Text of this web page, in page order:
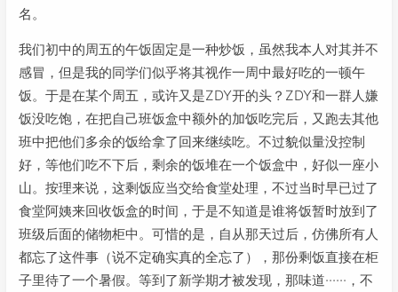
名。
我们初中的周五的午饭固定是一种炒饭，虽然我本人对其并不
感冒，但是我的同学们似乎将其视作一周中最好吃的一顿午
饭。于是在某个周五，或许又是ZDY开的头？ZDY和一群人嫌
饭没吃饱，在把自己班饭盒中额外的加饭吃完后，又跑去其他
班中把他们多余的饭给拿了回来继续吃。不过貌似量没控制
好，等他们吃不下后，剩余的饭堆在一个饭盒中，好似一座小
山。按理来说，这剩饭应当交给食堂处理，不过当时早已过了
食堂阿姨来回收饭盒的时间，于是不知道是谁将饭暂时放到了
班级后面的储物柜中。可惜的是，自从那天过后，仿佛所有人
都忘了这件事（说不定确实真的全忘了），那份剩饭直接在柜
子里待了一个暑假。等到了新学期才被发现，那味道······，不